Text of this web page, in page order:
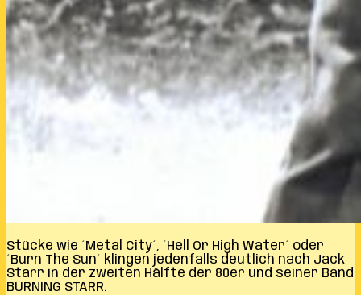
Stücke wie ´Metal City´, ´Hell Or High Water´ oder
´Burn The Sun´ klingen jedenfalls deutlich nach Jack
Starr in der zweiten Hälfte der 80er und seiner Band
BURNING STARR.